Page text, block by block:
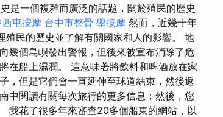
是一個複雜而廣泛的話題，關於殖民的歷史
西屯按摩 台中市整骨 學按摩 然而，近幾十年
殖民的歷史並了解有關國家和人的影響。 地
幾個島嶼發出警報，但後來被宣布消除了危
在船上濕潤。 這意味著將飲料和啤酒放在家
，但是它們會一直延伸至球道結束，然後返
中閱讀有關每次旅行的更多信息；然後，您
我花了很多年來審查20多個船東的網站，以